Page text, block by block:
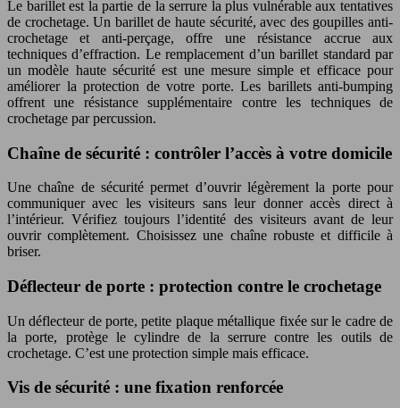
Le barillet est la partie de la serrure la plus vulnérable aux tentatives
de crochetage. Un barillet de haute sécurité, avec des goupilles anti-
crochetage et anti-perçage, offre une résistance accrue aux
techniques d’effraction. Le remplacement d’un barillet standard par
un modèle haute sécurité est une mesure simple et efficace pour
améliorer la protection de votre porte. Les barillets anti-bumping
offrent une résistance supplémentaire contre les techniques de
crochetage par percussion.
Chaîne de sécurité : contrôler l’accès à votre domicile
Une chaîne de sécurité permet d’ouvrir légèrement la porte pour
communiquer avec les visiteurs sans leur donner accès direct à
l’intérieur. Vérifiez toujours l’identité des visiteurs avant de leur
ouvrir complètement. Choisissez une chaîne robuste et difficile à
briser.
Déflecteur de porte : protection contre le crochetage
Un déflecteur de porte, petite plaque métallique fixée sur le cadre de
la porte, protège le cylindre de la serrure contre les outils de
crochetage. C’est une protection simple mais efficace.
Vis de sécurité : une fixation renforcée